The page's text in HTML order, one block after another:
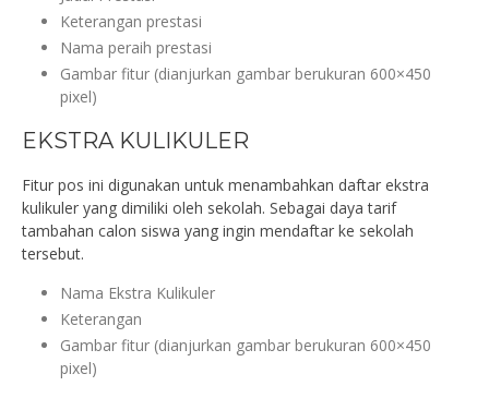
Keterangan prestasi
Nama peraih prestasi
Gambar fitur (dianjurkan gambar berukuran 600×450
pixel)
EKSTRA KULIKULER
Fitur pos ini digunakan untuk menambahkan daftar ekstra
kulikuler yang dimiliki oleh sekolah. Sebagai daya tarif
tambahan calon siswa yang ingin mendaftar ke sekolah
tersebut.
Nama Ekstra Kulikuler
Keterangan
Gambar fitur (dianjurkan gambar berukuran 600×450
pixel)